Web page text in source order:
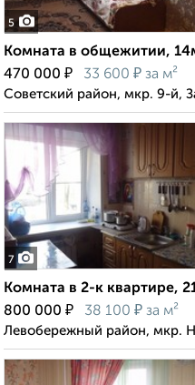
5
Комната в общежитии,
470 000 ₽ 33 600 ₽ за м²
Советский район, мкр. 9-й,
7
Комната в 2-к квартире,
800 000 ₽ 38 100 ₽ за м²
Левобережный район, мкр.